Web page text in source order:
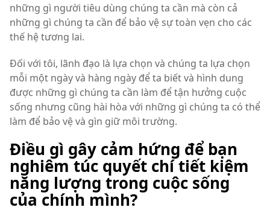
những gì người tiêu dùng chúng ta cần mà còn cả
những gì chúng ta cần để bảo vệ sự toàn vẹn cho các
thế hệ tương lai.
Đối với tôi, lãnh đạo là lựa chọn và chúng ta lựa chọn
mỗi một ngày và hàng ngày để ta biết và hình dung
được những gì chúng ta cần làm để tận hưởng cuộc
sống nhưng cũng hài hòa với những gì chúng ta có thể
làm để bảo vệ và gìn giữ môi trường.
Điều gì gây cảm hứng để bạn
nghiêm túc quyết chí tiết kiệm
năng lượng trong cuộc sống
của chính mình?